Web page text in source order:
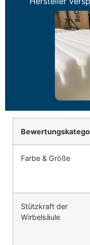
Farbe & Größe
Stützkraft der
Wirbelsäule